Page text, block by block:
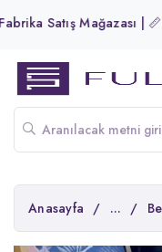
Satış Mağazası |
Anasayfa / ... /